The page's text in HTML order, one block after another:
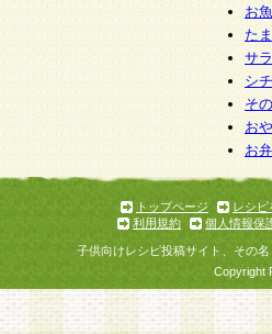
お
た
サ
シ
そ
お
お
トップページ
レシピ
利用規約
個人情報保
子供向けレシピ投稿サイト、その
Copyright